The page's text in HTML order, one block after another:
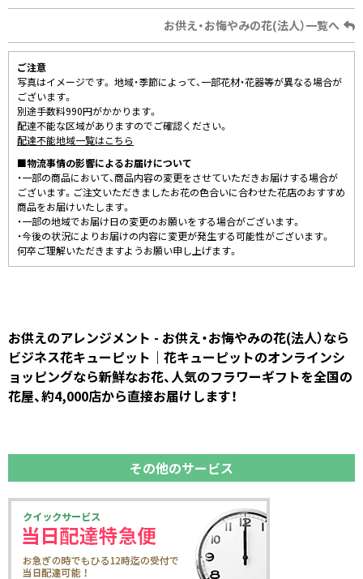
お供え・お悔やみの花(法人）一覧へ
ご注意
写真はイメージです。 地域・季節によって、一部花材・花器等が異なる場合が
ございます。
別途手数料990円がかかります。
配達不能な区域がありますのでご確認ください。
配達不能地域一覧はこちら
■物流事情の影響によるお届けについて
・一部の商品において、商品内容の変更をさせていただきお届けする場合が
ございます。ご注文いただきましたお花の色合いに合わせた花店のおすすめ
商品をお届けいたします。
・一部の地域でお届け日の変更のお願いをする場合がございます。
・今後の状況によりお届けの内容に変更が発生する可能性がございます。
何卒ご理解いただきますようお願い申し上げます。
お供えのアレンジメント - お供え・お悔やみの花(法人）なら
ビジネス花キューピット｜花キューピットのオンラインシ
ョッピングなら新鮮なお花、人気のフラワーギフトを全国の
花屋、約4,000店から直接お届けします！
その他のサービス